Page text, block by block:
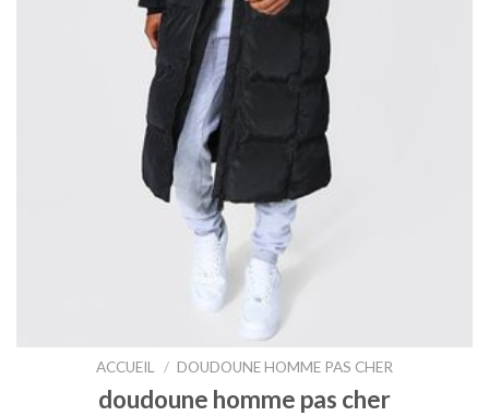
ACCUEIL / DOUDOUNE HOMME PAS CHER
doudoune homme pas cher